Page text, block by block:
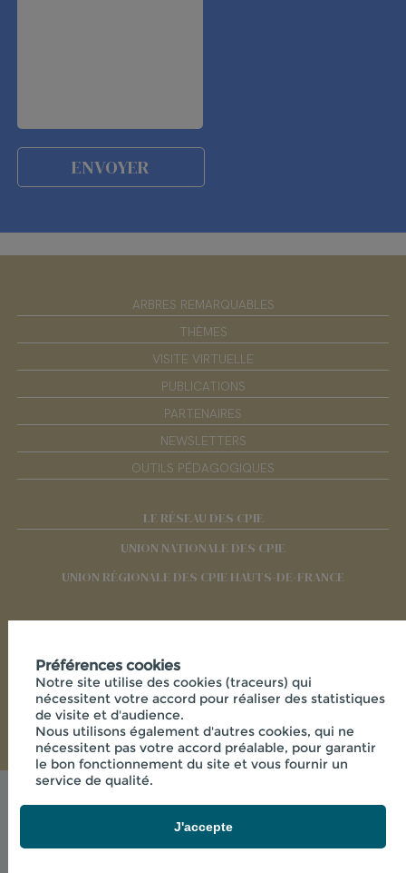
ARBRES REMARQUABLES
THÈMES
VISITE VIRTUELLE
PUBLICATIONS
PARTENAIRES
NEWSLETTERS
OUTILS PÉDAGOGIQUES
LE RÉSEAU DES CPIE
UNION NATIONALE DES CPIE
UNION RÉGIONALE DES CPIE HAUTS-DE-FRANCE
Mentions légales
© 2026 - CPIE PAYS DE L'AISNE - 33 RUE DES
VICTIMES DE COMPORTET , 02000 MERLIEUX-ET-
Préférences cookies
Notre site utilise des cookies (traceurs) qui
nécessitent votre accord pour réaliser des statistiques
de visite et d'audience.
Nous utilisons également d'autres cookies, qui ne
nécessitent pas votre accord préalable, pour garantir
le bon fonctionnement du site et vous fournir un
service de qualité.
J'accepte